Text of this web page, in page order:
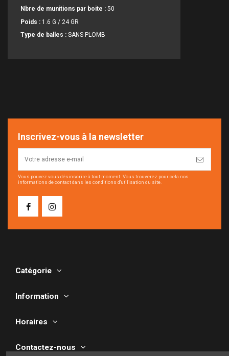
Nbre de munitions par boite : 50
Poids : 1.6 G / 24 GR
Type de balles : SANS PLOMB
Inscrivez-vous à la newsletter
Vous pouvez vous désinscrire à tout moment. Vous trouverez pour cela nos
informations de contact dans les conditions d'utilisation du site.
Catégorie
Information
Horaires
Contactez-nous